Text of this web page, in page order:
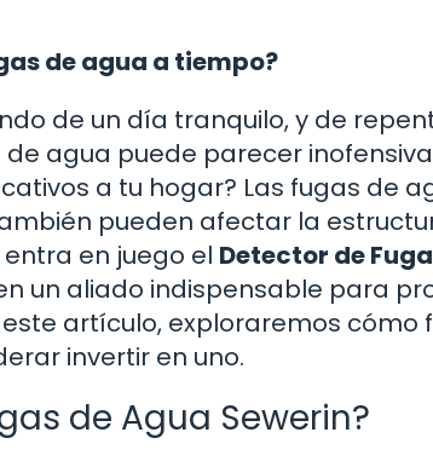
de agua a tiempo?
de un día tranquilo, y de
agua puede parecer
a tu hogar? Las fugas de
pueden afectar la
en juego el Detector de
un aliado indispensable para
artículo, exploraremos cómo
invertir en uno.
de Agua Sewerin?